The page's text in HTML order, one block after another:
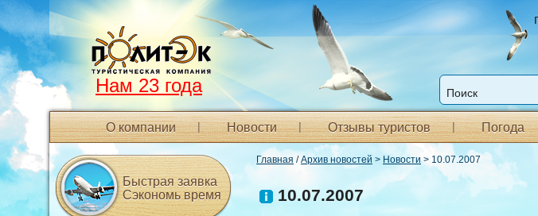
Нам 23 года
О компании Новости Отзывы туристов Погода
Главная /Архив новостей > Новости> 10.07.2007
10.07.2007
Быстрая заявка
Сэкономь время